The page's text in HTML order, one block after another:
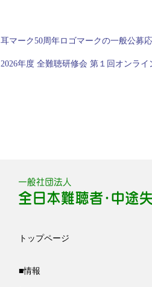
過
の
耳マーク50周年ロゴマークの一般公募
次
2026年度 全難聴研修会 第１回オンラ
トップページ
■情報